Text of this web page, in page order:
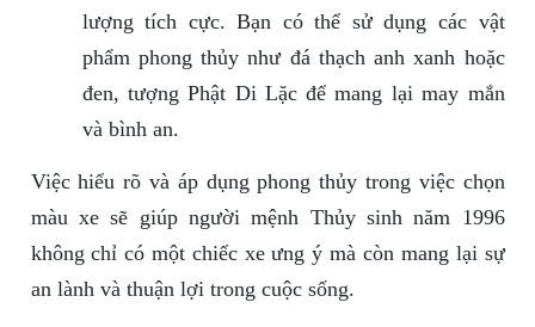
lượng tích cực. Bạn có thể sử dụng các vật
phẩm phong thủy như đá thạch anh xanh hoặc
đen, tượng Phật Di Lặc để mang lại may mắn
và bình an.
Việc hiểu rõ và áp dụng phong thủy trong việc chọn
màu xe sẽ giúp người mệnh Thủy sinh năm 1996
không chỉ có một chiếc xe ưng ý mà còn mang lại sự
an lành và thuận lợi trong cuộc sống.